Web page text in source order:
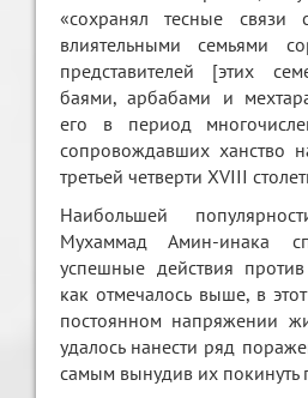
«сохранял тесные
влиятельными семьями
представителей [этих
баями, арбабами и
его в период
сопровождавших ханство
третьей четверти XVIII
Наибольшей
Мухаммад Амин-инака
успешные действия
как отмечалось выше, в
постоянном напряжении
удалось нанести ряд
самым вынудив их покинуть